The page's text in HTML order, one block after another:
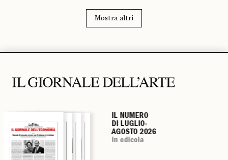
Mostra altri
IL NUMERO
DI LUGLIO-
AGOSTO 2026
in edicola
IL NUMERO
DI LUGLIO-
AGOSTO 2026
in edicola
IL NUMERO
DI LUGLIO-
AGOSTO 2026
in edicola
IL NUMERO
DI LUGLIO-
AGOSTO 2026
in edicola